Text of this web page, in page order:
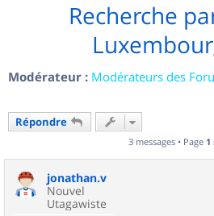
Recherche
Modérateur : Modérateurs des
Répondre
3 messages • Page 1
jonathan.v
Nouvel
Utagawiste